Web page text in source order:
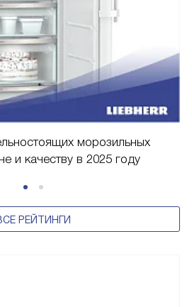
морозильных
и качеству в 2025 году
РЕЙТИНГИ